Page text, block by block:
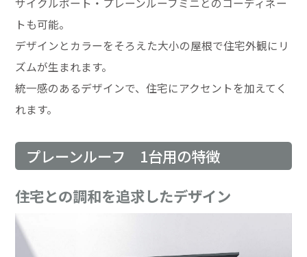
サイクルポート・プレーンルーフミニとのコーディネー
トも可能。
デザインとカラーをそろえた大小の屋根で住宅外観にリ
ズムが生まれます。
統一感のあるデザインで、住宅にアクセントを加えてく
れます。
プレーンルーフ 1台用の特徴
住宅との調和を追求したデザイン